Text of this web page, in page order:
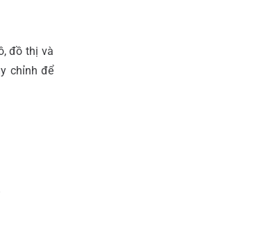
đồ thị và
chỉnh để